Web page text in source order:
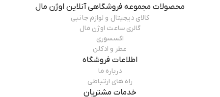
محصولات مجموعه فروشگاهی آنلاین اوژن مال
کالای دیجیتال و لوازم جانبی
گالری ساعت اوژن مال
اکسسوری
عطر و ادکلن
اطلاعات فروشگاه
درباره ما
راه های ارتباطی
خدمات مشتریان